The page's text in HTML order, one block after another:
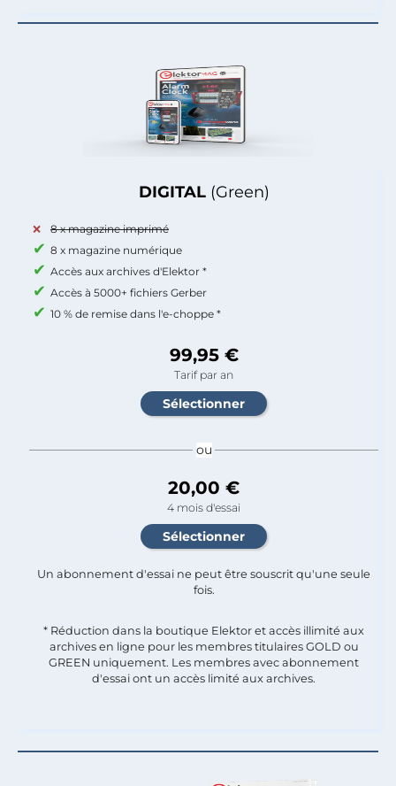
DIGITAL (Green)
8 x magazine imprimé
8 x magazine numérique
Accès aux archives d'Elektor *
Accès à 5000+ fichiers Gerber
10 % de remise dans l'e-choppe *
99,95 €
Tarif par an
ou
20,00 €
4 mois d'essai
Un abonnement d'essai ne peut être souscrit qu'une seule
fois.​
* Réduction dans la boutique Elektor et accès illimité aux
archives en ligne pour les membres titulaires GOLD ou
GREEN uniquement. Les membres avec abonnement
d'essai ont un accès limité aux archives.